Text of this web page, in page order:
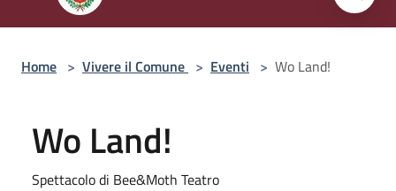
Home > Vivere il Comune > Eventi > Wo Land!
Wo Land!
Spettacolo di Bee&Moth Teatro